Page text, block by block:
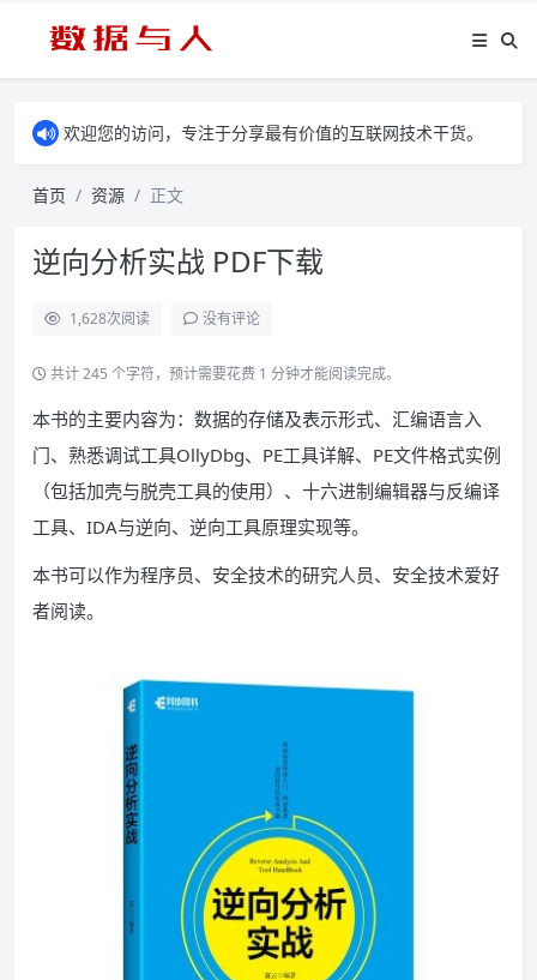
欢迎您的访问，专注于分享最有价值的互联网技术干货。
首页 资源 正文
逆向分析实战 PDF下载
1,628次阅读 没有评论
共计 245 个字符，预计需要花费 1 分钟才能阅读完成。
本书的主要内容为：数据的存储及表示形式、汇编语言入
门、熟悉调试工具OllyDbg、PE工具详解、PE文件格式实例
（包括加壳与脱壳工具的使用）、十六进制编辑器与反编译
工具、IDA与逆向、逆向工具原理实现等。
本书可以作为程序员、安全技术的研究人员、安全技术爱好
者阅读。